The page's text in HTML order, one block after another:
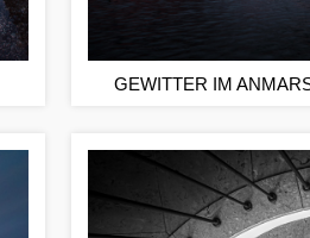
GEWITTER IM